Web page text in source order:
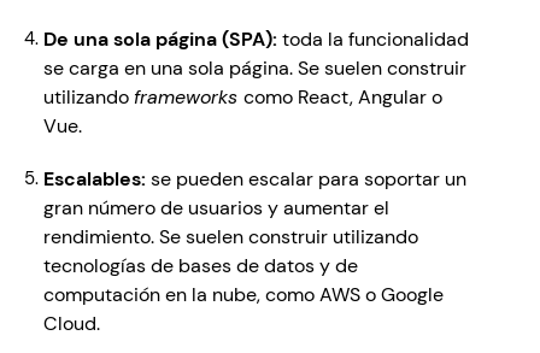
De una sola página (SPA): toda la funcionalidad
se carga en una sola página. Se suelen construir
utilizando frameworks como React, Angular o
Vue.
Escalables: se pueden escalar para soportar un
gran número de usuarios y aumentar el
rendimiento. Se suelen construir utilizando
tecnologías de bases de datos y de
computación en la nube, como AWS o Google
Cloud.